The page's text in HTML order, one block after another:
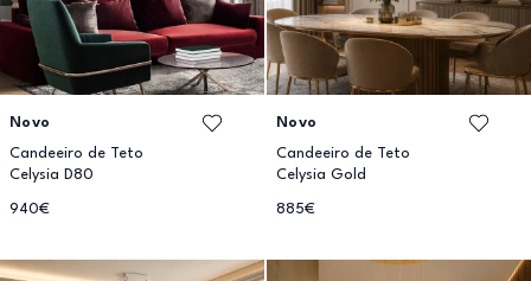
Novo
Candeeiro de Teto
Celysia D80
940€
Novo
Candeeiro de Teto
Celysia Gold
885€